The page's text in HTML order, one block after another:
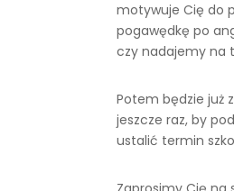
motywuje Cię do
pogawędkę po
czy nadajemy na
Potem będzie już
jeszcze raz, by
ustalić termin